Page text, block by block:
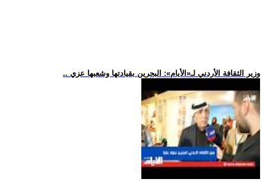
.. وزير الثقافة الأردني لـ«الأيام»: البحرين بقيادتها وشعبها عزي